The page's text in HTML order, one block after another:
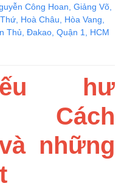
Công Hoan, Giảng Võ,
Hoà Châu, Hòa Vang,
Thủ, Đakao, Quận 1, HCM
hư
Cách
những